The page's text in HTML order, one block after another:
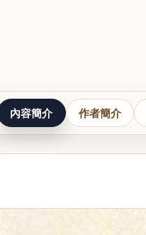
內容簡介 作者簡介